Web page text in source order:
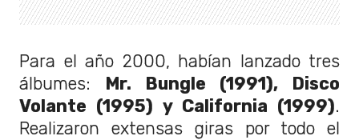
Para el año 2000, habían lanzado tres
álbumes:
Mr. Bungle (1991), Disco
Volante (1995) y California (1999).
Realizaron extensas giras por todo el